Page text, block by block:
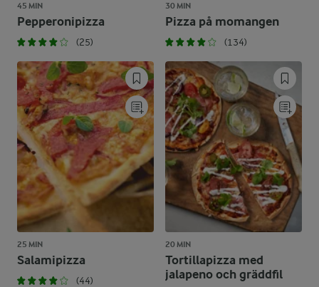
45 MIN
Pepperonipizza
(25)
30 MIN
Pizza på momangen
(134)
25 MIN
Salamipizza
(44)
20 MIN
Tortillapizza med
jalapeno och gräddfil